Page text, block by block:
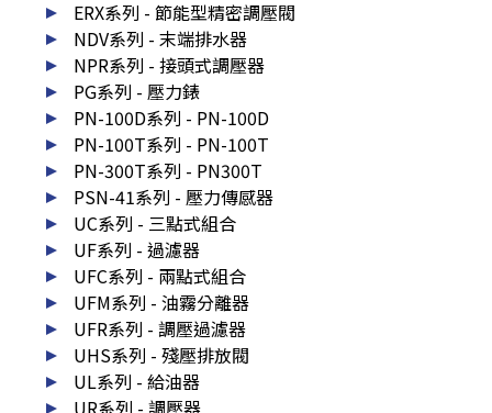
ERX系列 - 節能型精密調壓閥
NDV系列 - 末端排水器
NPR系列 - 接頭式調壓器
PG系列 - 壓力錶
PN-100D系列 - PN-100D
PN-100T系列 - PN-100T
PN-300T系列 - PN300T
PSN-41系列 - 壓力傳感器
UC系列 - 三點式組合
UF系列 - 過濾器
UFC系列 - 兩點式組合
UFM系列 - 油霧分離器
UFR系列 - 調壓過濾器
UHS系列 - 殘壓排放閥
UL系列 - 給油器